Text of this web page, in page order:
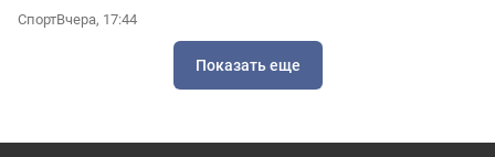
СпортВчера, 17:44
Показать еще